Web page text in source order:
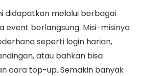
didapatkan melalui berbagai
event berlangsung. Misi-misinya
seperti login harian,
atau bahkan bisa
cara top-up. Semakin banyak